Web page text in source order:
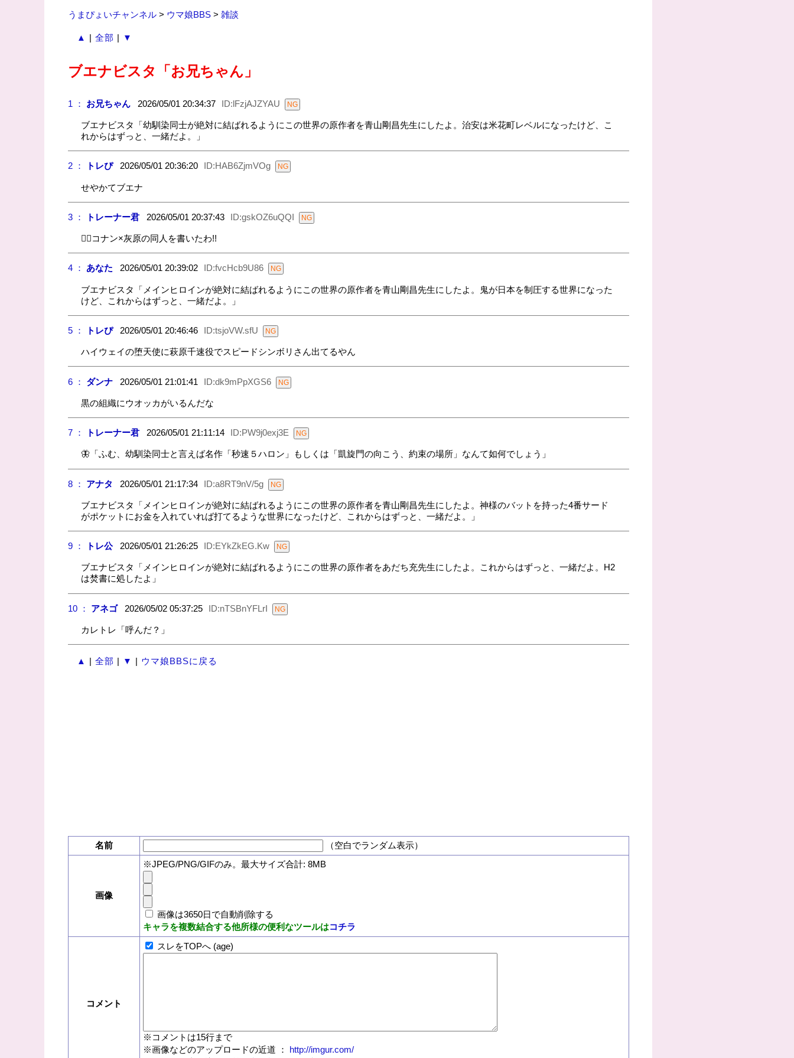
うまぴょいチャンネル> ウマ娘BBS> 雑談
▲ | 全部 | ▼
ブエナビスタ「お兄ちゃん」
1 ： お兄ちゃん2026/05/01 20:34:37 ID:lFzjAJZYAU
ブエナビスタ「幼馴染同士が絶対に結ばれるようにこの世界の原作者を青山剛昌先生にしたよ。治安は米花町レベルになったけど、こ
れからはずっと、一緒だよ。」
2 ： トレぴ2026/05/01 20:36:20 ID:HAB6ZjmVOg
せやかてブエナ
3 ： トレーナー君2026/05/01 20:37:43 ID:gskOZ6uQQI
🐕‍🦺コナン×灰原の同人を書いたわ!!
4 ： あなた 2026/05/01 20:39:02 ID:fvcHcb9U86
ブエナビスタ「メインヒロインが絶対に結ばれるようにこの世界の原作者を青山剛昌先生にしたよ。鬼が日本を制圧する世界になった
けど、これからはずっと、一緒だよ。」
5 ： トレぴ2026/05/01 20:46:46 ID:tsjoVW.sfU
ハイウェイの堕天使に萩原千速役でスピードシンボリさん出てるやん
6 ： ダンナ2026/05/01 21:01:41 ID:dk9mPpXGS6
黒の組織にウオッカがいるんだな
7 ： トレーナー君2026/05/01 21:11:14 ID:PW9j0exj3E
🦋「ふむ、幼馴染同士と言えば名作「秒速５ハロン」もしくは「凱旋門の向こう、約束の場所」なんて如何でしょう」
8 ： アナタ 2026/05/01 21:17:34 ID:a8RT9nV/5g
ブエナビスタ「メインヒロインが絶対に結ばれるようにこの世界の原作者を青山剛昌先生にしたよ。神様のバットを持った4番サード
がポケットにお金を入れていれば打てるような世界になったけど、これからはずっと、一緒だよ。」
9 ： トレ公2026/05/01 21:26:25 ID:EYkZkEG.Kw
ブエナビスタ「メインヒロインが絶対に結ばれるようにこの世界の原作者をあだち充先生にしたよ。これからはずっと、一緒だよ。H2
は焚書に処したよ」
10 ： アネゴ2026/05/02 05:37:25 ID:nTSBnYFLrI
カレトレ「呼んだ？」
▲ | 全部 | ▼ | ウマ娘BBSに戻る
名前 （空白でランダム表示）
画像
※JPEG/PNG/GIFのみ。最大サイズ合計: 8MB
画像は3650日で自動削除する
キャラを複数結合する他所様の便利なツールはコチラ
コメント
スレをTOPへ (age)
※コメントは15行まで
※画像などのアップロードの近道 ： http://imgur.com/